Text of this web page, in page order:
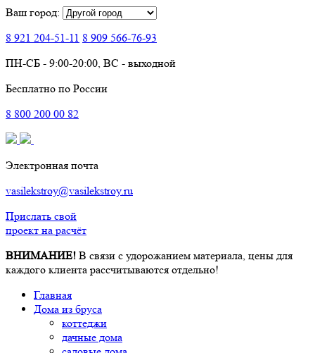
Ваш город:
8 921 204-51-11 8 909 566-76-93
ПН-СБ - 9:00-20:00, ВС - выходной
Бесплатно по России
8 800 200 00 82
Электронная почта
vasilekstroy@vasilekstroy.ru
Прислать свой
проект на расчёт
ВНИМАНИЕ! В связи с удорожанием материала, цены для
каждого клиента рассчитываются отдельно!
Главная
Дома из бруса
коттеджи
дачные дома